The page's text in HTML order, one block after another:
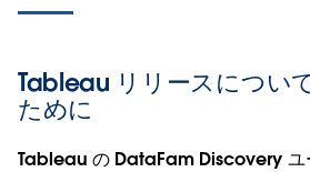
Tableau リリースについ
ために
Tableau の DataFam Discovery ユ